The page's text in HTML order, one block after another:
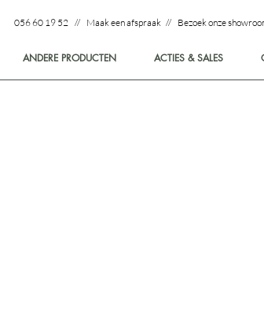
056 60 19 52 // Maak een afspraak // Bezoek onze
ANDERE PRODUCTEN ACTIES & SALES